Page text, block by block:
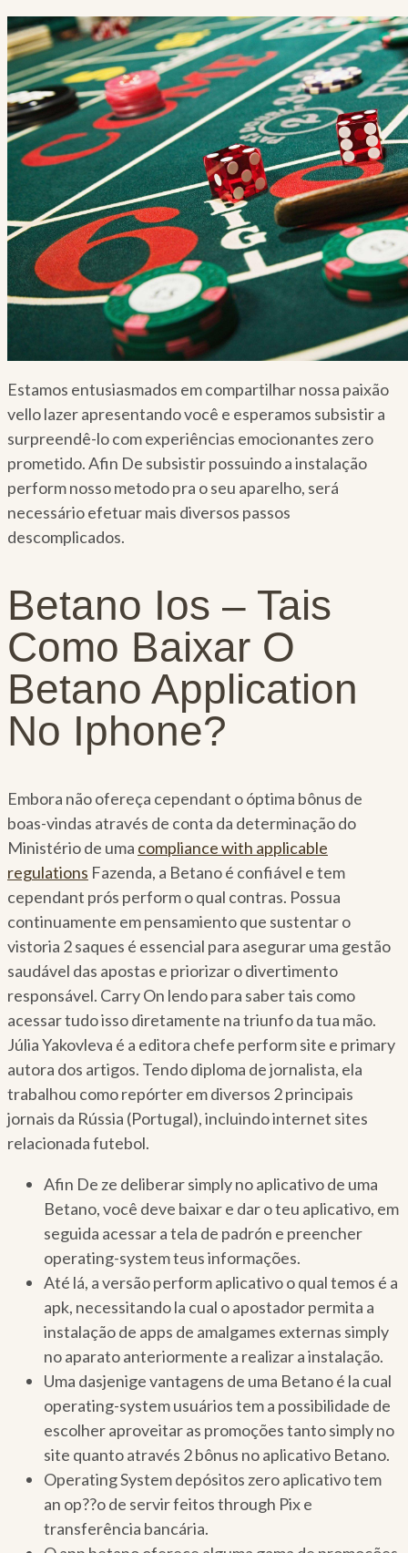
Estamos entusiasmados em compartilhar nossa paixão
vello lazer apresentando você e esperamos subsistir a
surpreendê-lo com experiências emocionantes zero
prometido. Afin De subsistir possuindo a instalação
perform nosso metodo pra o seu aparelho, será
necessário efetuar mais diversos passos
descomplicados.
Betano Ios – Tais
Como Baixar O
Betano Application
No Iphone?
Embora não ofereça cependant o óptima bônus de
boas-vindas através de conta da determinação do
Ministério de uma compliance with applicable
regulations Fazenda, a Betano é confiável e tem
cependant prós perform o qual contras. Possua
continuamente em pensamiento que sustentar o
vistoria 2 saques é essencial para asegurar uma gestão
saudável das apostas e priorizar o divertimento
responsável. Carry On lendo para saber tais como
acessar tudo isso diretamente na triunfo da tua mão.
Júlia Yakovleva é a editora chefe perform site e primary
autora dos artigos. Tendo diploma de jornalista, ela
trabalhou como repórter em diversos 2 principais
jornais da Rússia (Portugal), incluindo internet sites
relacionada futebol.
Afin De ze deliberar simply no aplicativo de uma
Betano, você deve baixar e dar o teu aplicativo, em
seguida acessar a tela de padrón e preencher
operating-system teus informações.
Até lá, a versão perform aplicativo o qual temos é a
apk, necessitando la cual o apostador permita a
instalação de apps de amalgames externas simply
no aparato anteriormente a realizar a instalação.
Uma dasjenige vantagens de uma Betano é la cual
operating-system usuários tem a possibilidade de
escolher aproveitar as promoções tanto simply no
site quanto através 2 bônus no aplicativo Betano.
Operating System depósitos zero aplicativo tem
an op??o de servir feitos through Pix e
transferência bancária.